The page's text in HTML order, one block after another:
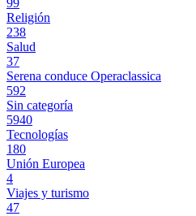
99
Religión
238
Salud
37
Serena conduce Operaclassica
592
Sin categoría
5940
Tecnologías
180
Unión Europea
4
Viajes y turismo
47